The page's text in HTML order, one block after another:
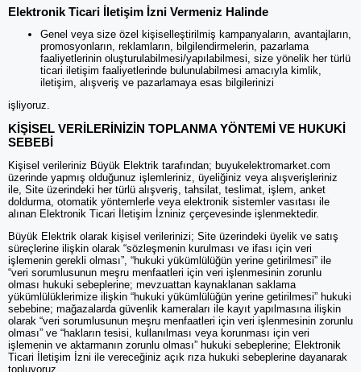
Elektronik Ticari İletişim İzni Vermeniz Halinde
Genel veya size özel kişiselleştirilmiş kampanyaların, avantajların,
promosyonların, reklamların, bilgilendirmelerin, pazarlama
faaliyetlerinin oluşturulabilmesi/yapılabilmesi, size yönelik her türlü
ticari iletişim faaliyetlerinde bulunulabilmesi amacıyla kimlik,
iletişim, alışveriş ve pazarlamaya esas bilgilerinizi
işliyoruz.
KİŞİSEL VERİLERİNİZİN TOPLANMA YÖNTEMİ VE HUKUKİ
SEBEBİ
Kişisel verileriniz Büyük Elektrik tarafından; buyukelektromarket.com
üzerinde yapmış olduğunuz işlemleriniz, üyeliğiniz veya alışverişleriniz
ile, Site üzerindeki her türlü alışveriş, tahsilat, teslimat, işlem, anket
doldurma, otomatik yöntemlerle veya elektronik sistemler vasıtası ile
alınan Elektronik Ticari İletişim İzniniz çerçevesinde işlenmektedir.
Büyük Elektrik olarak kişisel verilerinizi; Site üzerindeki üyelik ve satış
süreçlerine ilişkin olarak “sözleşmenin kurulması ve ifası için veri
işlemenin gerekli olması”, “hukuki yükümlülüğün yerine getirilmesi” ile
“veri sorumlusunun meşru menfaatleri için veri işlenmesinin zorunlu
olması hukuki sebeplerine; mevzuattan kaynaklanan saklama
yükümlülüklerimize ilişkin “hukuki yükümlülüğün yerine getirilmesi” hukuki
sebebine; mağazalarda güvenlik kameraları ile kayıt yapılmasına ilişkin
olarak “veri sorumlusunun meşru menfaatleri için veri işlenmesinin zorunlu
olması” ve “hakların tesisi, kullanılması veya korunması için veri
işlemenin ve aktarmanın zorunlu olması” hukuki sebeplerine; Elektronik
Ticari İletişim İzni ile vereceğiniz açık rıza hukuki sebeplerine dayanarak
topluyoruz.